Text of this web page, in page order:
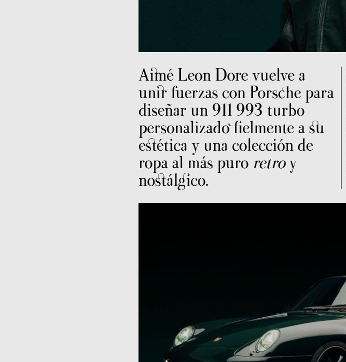
Aimé Leon Dore vuelve a
unir fuerzas con Porsche para
diseñar un 911 993 turbo
personalizado fielmente a su
estética y una colección de
ropa al más puro retroy
nostálgico.